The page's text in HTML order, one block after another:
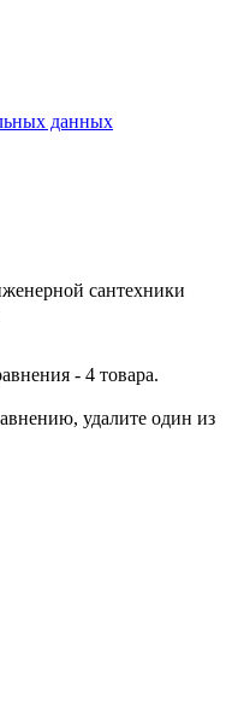
данных
сантехники
- 4 товара.
удалите один из